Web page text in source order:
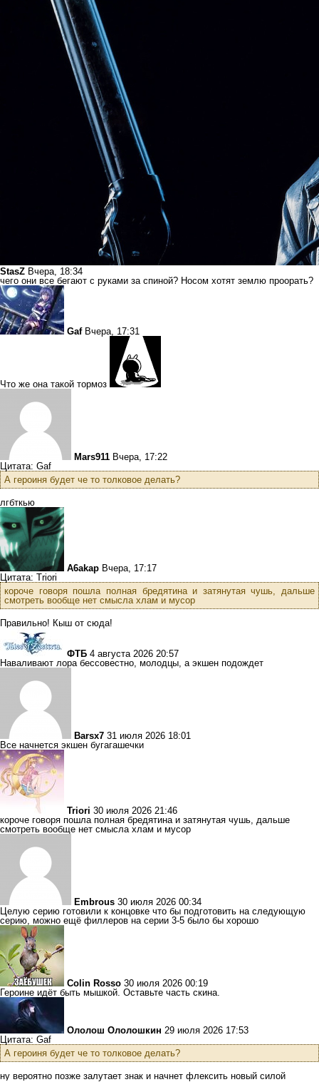
StasZ Вчера, 18:34
чего они все бегают с руками за спиной? Носом хотят землю проорать?
Gaf Вчера, 17:31
Что же она такой тормоз
Mars911 Вчера, 17:22
Цитата: Gaf
А героиня будет че то толковое делать?
лгбткью
A6akap Вчера, 17:17
Цитата: Triori
короче говоря пошла полная бредятина и затянутая чушь, дальше
смотреть вообще нет смысла хлам и мусор
Правильно! Кыш от сюда!
ФТБ 4 августа 2026 20:57
Наваливают лора бессовестно, молодцы, а экшен подождет
Barsx7 31 июля 2026 18:01
Все начнется экшен бугагашечки
Triori 30 июля 2026 21:46
короче говоря пошла полная бредятина и затянутая чушь, дальше
смотреть вообще нет смысла хлам и мусор
Embrous 30 июля 2026 00:34
Целую серию готовили к концовке что бы подготовить на следующую
серию, можно ещё филлеров на серии 3-5 было бы хорошо
Colin Rosso 30 июля 2026 00:19
Героине идёт быть мышкой. Оставьте часть скина.
Ололош Ололошкин 29 июля 2026 17:53
Цитата: Gaf
А героиня будет че то толковое делать?
ну вероятно позже залутает знак и начнет флексить новый силой